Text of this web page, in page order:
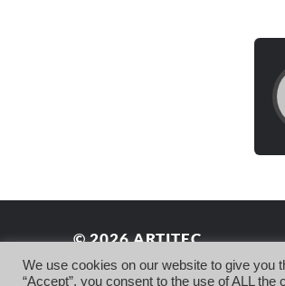
© 2026ARTITEC
THEME BY ANDERS NORÉN
We use cookies on our website to give you
“Accept”, you consent to the use of ALL the